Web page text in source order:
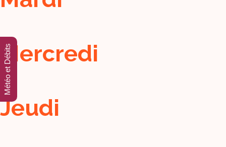
Mercredi
Jeudi
Météo et Débits